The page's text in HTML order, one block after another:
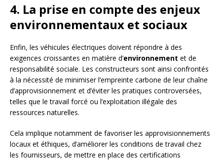
4. La prise en compte des enjeux
environnementaux et sociaux
Enfin, les véhicules électriques doivent répondre à des
exigences croissantes en matière d’environnement et de
responsabilité sociale. Les constructeurs sont ainsi confrontés
à la nécessité de minimiser l’empreinte carbone de leur chaîne
d’approvisionnement et d’éviter les pratiques controversées,
telles que le travail forcé ou l’exploitation illégale des
ressources naturelles.
Cela implique notamment de favoriser les approvisionnements
locaux et éthiques, d’améliorer les conditions de travail chez
les fournisseurs, de mettre en place des certifications